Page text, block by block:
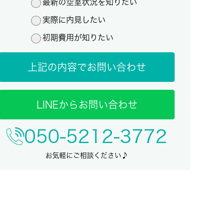
最新の空室状況を知りたい
実際に内見したい
初期費用が知りたい
上記の内容でお問い合わせ
LINEからお問い合わせ
050-5212-3772
お気軽にご相談ください♪